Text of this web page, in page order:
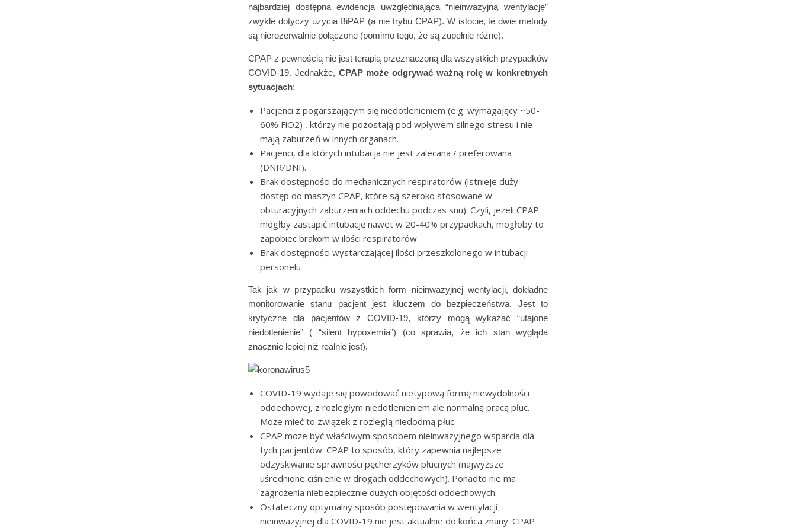
najbardziej dostępna ewidencja uwzględniająca “nieinwazyjną wentylację”
zwykle dotyczy użycia BiPAP (a nie trybu CPAP). W istocie, te dwie metody
są nierozerwalnie połączone (pomimo tego, że są zupełnie różne).
CPAP z pewnością nie jest terapią przeznaczoną dla wszystkich przypadków
COVID-19. Jednakże, CPAP może odgrywać ważną rolę w konkretnych
sytuacjach:
Pacjenci z pogarszającym się niedotlenieniem (e.g. wymagający ~50-
60% FiO2) , którzy nie pozostają pod wpływem silnego stresu i nie
mają zaburzeń w innych organach.
Pacjenci, dla których intubacja nie jest zalecana / preferowana
(DNR/DNI).
Brak dostępności do mechanicznych respiratorów (istnieje duży
dostęp do maszyn CPAP, które są szeroko stosowane w
obturacyjnych zaburzeniach oddechu podczas snu). Czyli, jeżeli CPAP
mógłby zastąpić intubację nawet w 20-40% przypadkach, mogłoby to
zapobiec brakom w ilości respiratorów.
Brak dostępności wystarczającej ilości przeszkolonego w intubacji
personelu
Tak jak w przypadku wszystkich form nieinwazyjnej wentylacji, dokładne
monitorowanie stanu pacjent jest kluczem do bezpieczeństwa. Jest to
krytyczne dla pacjentów z COVID-19, którzy mogą wykazać “utajone
niedotlenienie” ( “silent hypoxemia”) (co sprawia, że ich stan wygląda
znacznie lepiej niż realnie jest).
COVID-19 wydaje się powodować nietypową formę niewydolności
oddechowej, z rozległym niedotlenieniem ale normalną pracą płuc.
Może mieć to związek z rozległą niedodmą płuc.
CPAP może być właściwym sposobem nieinwazyjnego wsparcia dla
tych pacjentów. CPAP to sposób, który zapewnia najlepsze
odzyskiwanie sprawności pęcherzyków płucnych (najwyższe
uśrednione ciśnienie w drogach oddechowych). Ponadto nie ma
zagrożenia niebezpiecznie dużych objętości oddechowych.
Ostateczny optymalny sposób postępowania w wentylacji
nieinwazyjnej dla COVID-19 nie jest aktualnie do końca znany. CPAP